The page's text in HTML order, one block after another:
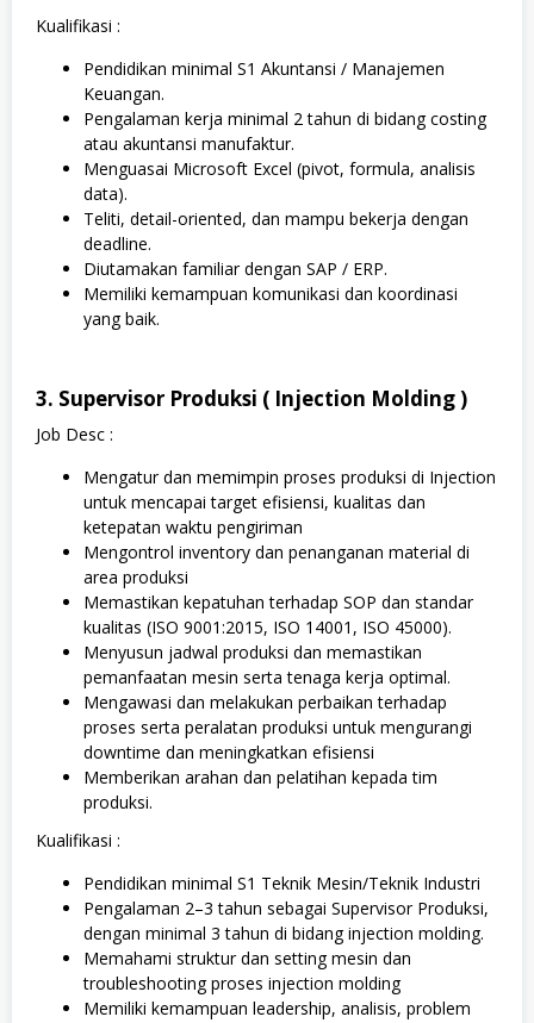
Kualifikasi :
Pendidikan minimal S1 Akuntansi / Manajemen
Keuangan.
Pengalaman kerja minimal 2 tahun di bidang costing
atau akuntansi manufaktur.
Menguasai Microsoft Excel (pivot, formula, analisis
data).
Teliti, detail-oriented, dan mampu bekerja dengan
deadline.
Diutamakan familiar dengan SAP / ERP.
Memiliki kemampuan komunikasi dan koordinasi
yang baik.
3. Supervisor Produksi ( Injection Molding )
Job Desc :
Mengatur dan memimpin proses produksi di Injection
untuk mencapai target efisiensi, kualitas dan
ketepatan waktu pengiriman
Mengontrol inventory dan penanganan material di
area produksi
Memastikan kepatuhan terhadap SOP dan standar
kualitas (ISO 9001:2015, ISO 14001, ISO 45000).
Menyusun jadwal produksi dan memastikan
pemanfaatan mesin serta tenaga kerja optimal.
Mengawasi dan melakukan perbaikan terhadap
proses serta peralatan produksi untuk mengurangi
downtime dan meningkatkan efisiensi
Memberikan arahan dan pelatihan kepada tim
produksi.
Kualifikasi :
Pendidikan minimal S1 Teknik Mesin/Teknik Industri
Pengalaman 2–3 tahun sebagai Supervisor Produksi,
dengan minimal 3 tahun di bidang injection molding.
Memahami struktur dan setting mesin dan
troubleshooting proses injection molding
Memiliki kemampuan leadership, analisis, problem